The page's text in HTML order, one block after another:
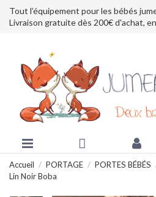
Tout l’équipement pour les bébés
Livraison gratuite dès 200€ d'achat,
Accueil PORTAGE PORTES BÉBÉS
Lin Noir Boba